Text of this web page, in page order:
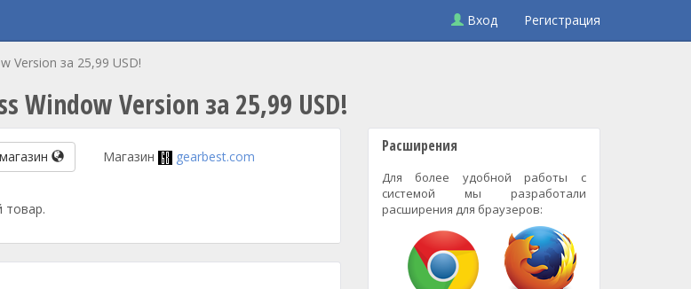
Вход Регистрация
Version за 25,99 USD!
Window Version за 25,99 USD!
Магазин gearbest.com
товар.
Расширения
Для более удобной работы с
системой мы разработали
расширения для браузеров: